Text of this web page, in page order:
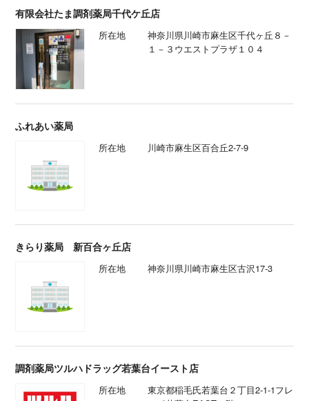
有限会社たま調剤薬局千代ケ丘店
所在地
神奈川県川崎市麻生区千代ヶ丘８－
１－３ウエストプラザ１０４
ふれあい薬局
所在地 川崎市麻生区百合丘2-7-9
きらり薬局 新百合ヶ丘店
所在地 神奈川県川崎市麻生区古沢17-3
調剤薬局ツルハドラッグ若葉台イースト店
所在地
東京都稲毛氏若葉台２丁目2-1-1フレ